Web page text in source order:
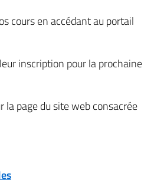
cours en accédant au portail
leur inscription pour la prochaine
page du site web consacrée